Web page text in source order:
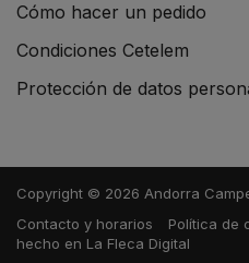
Cómo hacer un pedido
Condiciones Cetelem
Protección de datos
Copyright © 2026 Andorra
Contacto y horarios
Política de
hecho en La Fleca Digital